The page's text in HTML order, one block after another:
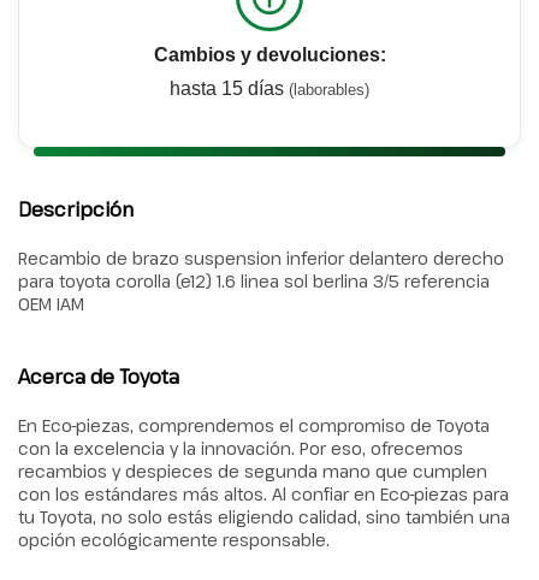
Cambios y devoluciones:
hasta 15 días (laborables)
Descripción
Recambio de brazo suspension inferior delantero derecho
para toyota corolla (e12) 1.6 linea sol berlina 3/5 referencia
OEM IAM
Acerca de Toyota
En Eco-piezas, comprendemos el compromiso de Toyota
con la excelencia y la innovación. Por eso, ofrecemos
recambios y despieces de segunda mano que cumplen
con los estándares más altos. Al confiar en Eco-piezas para
tu Toyota, no solo estás eligiendo calidad, sino también una
opción ecológicamente responsable.